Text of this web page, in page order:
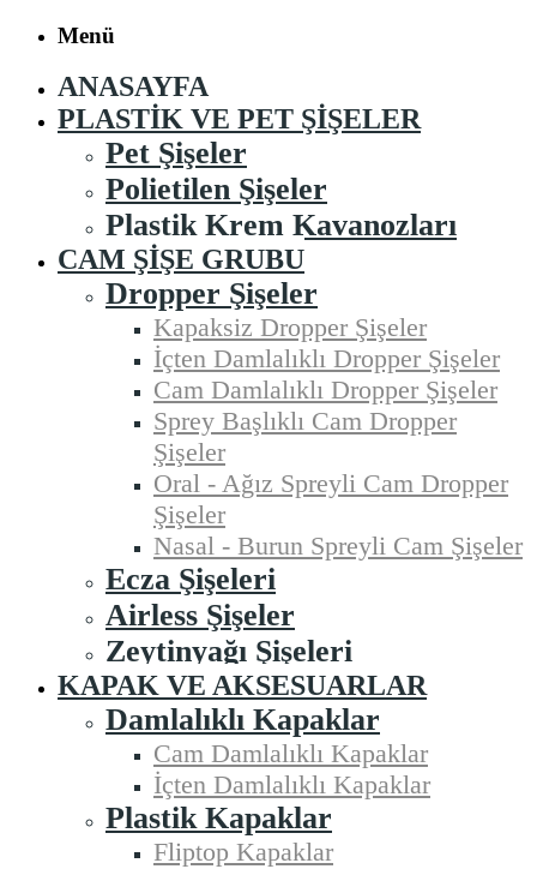
Menü
ANASAYFA
PLASTIK VE PET ŞIŞELER
Pet Şişeler
Polietilen Şişeler
Plastik Krem Kavanozları
CAM ŞIŞE GRUBU
Dropper Şişeler
Kapaksiz Dropper Şişeler
İçten Damlalıklı Dropper Şişeler
Cam Damlalıklı Dropper Şişeler
Sprey Başlıklı Cam Dropper
Şişeler
Oral - Ağız Spreyli Cam Dropper
Şişeler
Nasal - Burun Spreyli Cam Şişeler
Ecza Şişeleri
Airless Şişeler
Zeytinyağı Şişeleri
KAPAK VE AKSESUARLAR
Damlalıklı Kapaklar
Cam Damlalıklı Kapaklar
İçten Damlalıklı Kapaklar
Plastik Kapaklar
Fliptop Kapaklar